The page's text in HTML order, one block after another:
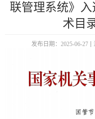
联管理系统》
术目
发布日期：2025-06-27